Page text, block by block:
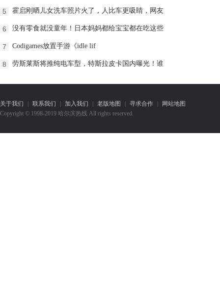
5 霍启刚晒儿女洗车照片火了，人比车更吸睛，网友
6 没有零食就没童年！日本妈妈都给宝宝都在吃这些
7 Codigames放置手游《idle lif
8 劳斯莱斯将推纯电车型，特斯拉皮卡国内曝光！谁
关于我们 | 联系我们 | 加入我们 | 老版地图 | 寻求合作 |
网站地图
Copyright © 1998-2019 哈尔滨热线 All rights reserved.